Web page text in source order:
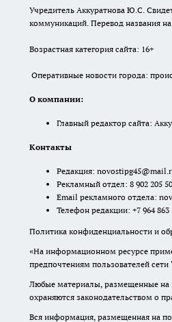
Учредитель Аккуратнова Ю.С.
коммуникаций. Перевод названия
Возрастная категория сайта: 16+
Оперативные новости города:
О компании:
Главный редактор сайта:
Контакты
Редакция:
Рекламный отдел: 8 902 205
Email рекламного отдела:
Телефон редакции: +7 964 863
Политика конфиденциальности и
«На информационном ресурсе
предпочтениям пользователей
Любые материалы, размещенные на
охраняются законодательством о
Вся информация, размещенная на